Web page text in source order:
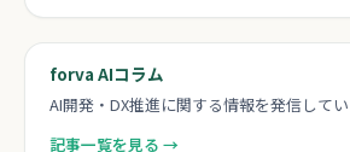
forva AIコラム
AI開発・DX推進に関する情報を発信してい
記事一覧を見る →